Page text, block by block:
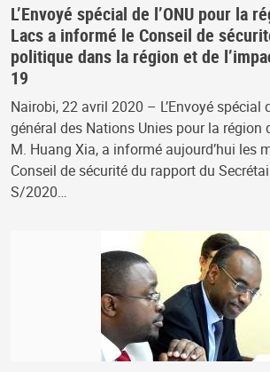
L’Envoyé spécial de l’ONU pour la
Lacs a informé le Conseil de
politique dans la région et de
19
Nairobi, 22 avril 2020 – L’Envoyé spécial
général des Nations Unies pour la région
M. Huang Xia, a informé aujourd’hui les
Conseil de sécurité du rapport du
S/2020…